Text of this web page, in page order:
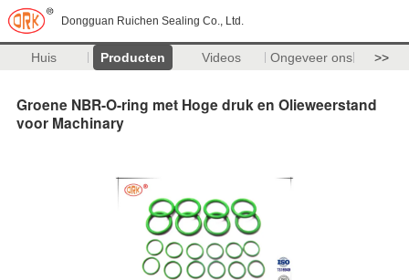
Dongguan Ruichen Sealing Co., Ltd.
Huis Producten Videos Ongeveer ons >>
Groene NBR-O-ring met Hoge druk en Olieweerstand
voor Machinary